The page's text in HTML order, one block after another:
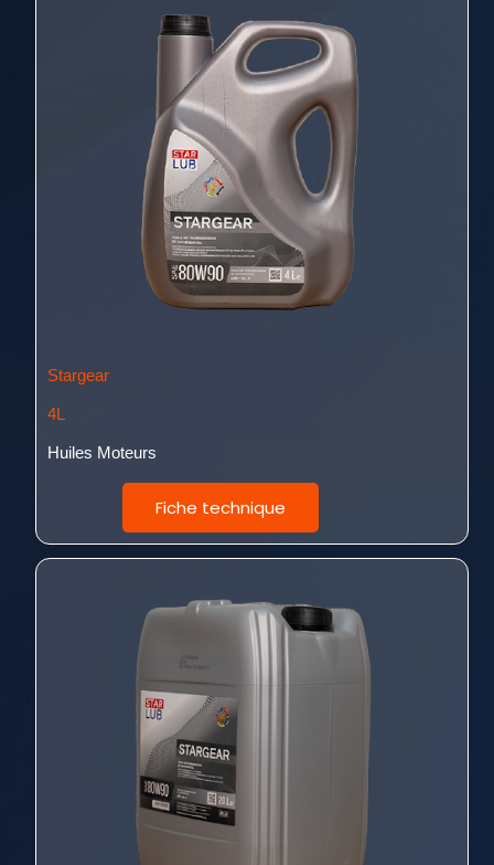
Stargear
4L
Huiles Moteurs
Fiche technique